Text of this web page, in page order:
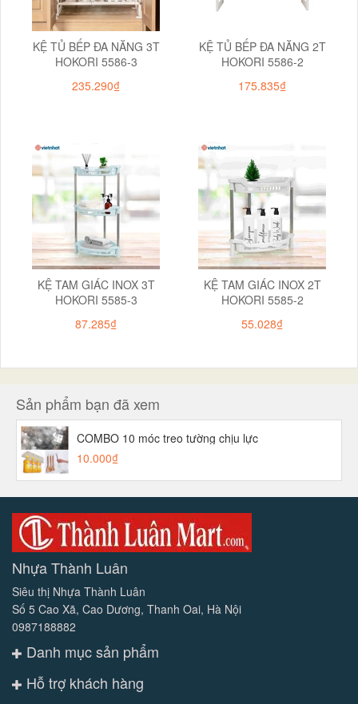
KỆ TỦ BẾP ĐA NĂNG 3T
HOKORI 5586-3
235.290₫
KỆ TỦ BẾP ĐA NĂNG 2T
HOKORI 5586-2
175.835₫
KỆ TAM GIÁC INOX 3T
HOKORI 5585-3
87.285₫
KỆ TAM GIÁC INOX 2T
HOKORI 5585-2
55.028₫
Sản phẩm bạn đã xem
COMBO 10 móc treo tường chịu lực
10.000₫
Nhựa Thành Luân
Siêu thị Nhựa Thành Luân
Số 5 Cao Xã, Cao Dương, Thanh Oai, Hà Nội
0987188882
Danh mục sản phẩm
Hỗ trợ khách hàng